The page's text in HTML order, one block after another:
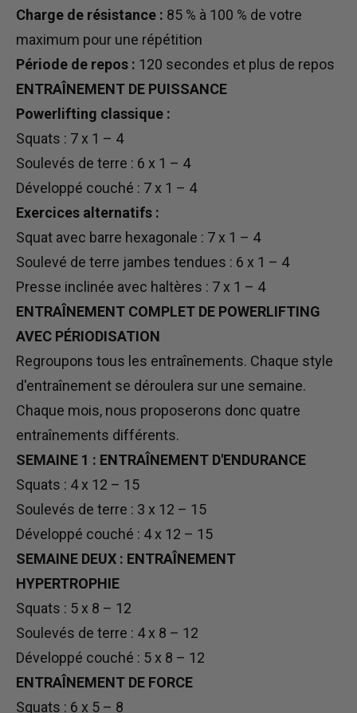
Charge de résistance : 85 % à 100 % de votre
maximum pour une répétition
Période de repos : 120 secondes et plus de repos
ENTRAÎNEMENT DE PUISSANCE
Powerlifting classique :
Squats : 7 x 1 – 4
Soulevés de terre : 6 x 1 – 4
Développé couché : 7 x 1 – 4
Exercices alternatifs :
Squat avec barre hexagonale : 7 x 1 – 4
Soulevé de terre jambes tendues : 6 x 1 – 4
Presse inclinée avec haltères : 7 x 1 – 4
ENTRAÎNEMENT COMPLET DE POWERLIFTING
AVEC PÉRIODISATION
Regroupons tous les entraînements. Chaque style
d'entraînement se déroulera sur une semaine.
Chaque mois, nous proposerons donc quatre
entraînements différents.
SEMAINE 1 : ENTRAÎNEMENT D'ENDURANCE
Squats : 4 x 12 – 15
Soulevés de terre : 3 x 12 – 15
Développé couché : 4 x 12 – 15
SEMAINE DEUX : ENTRAÎNEMENT
HYPERTROPHIE
Squats : 5 x 8 – 12
Soulevés de terre : 4 x 8 – 12
Développé couché : 5 x 8 – 12
ENTRAÎNEMENT DE FORCE
Squats : 6 x 5 – 8